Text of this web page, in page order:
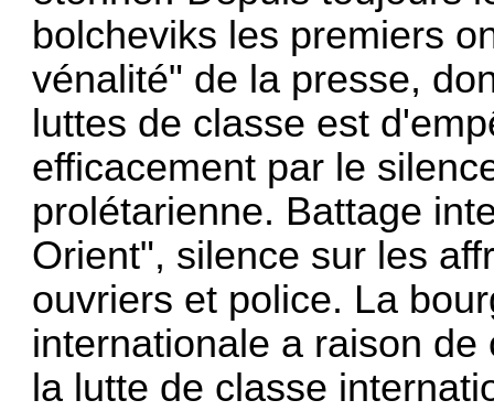
bolcheviks les premiers
vénalité" de la pres­se,
luttes de classe est
efficacement par le
prolétarienne. Battage
Orient", silence sur les
ouvriers et police. La
internationale a raison
la lutte de classe